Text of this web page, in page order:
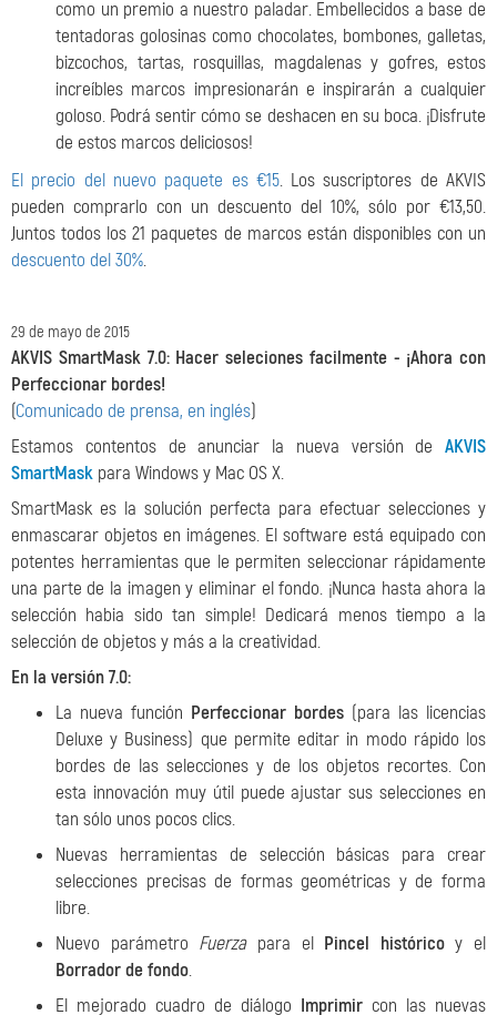
como un premio a nuestro paladar. Embellecidos a base de
tentadoras golosinas como chocolates, bombones, galletas,
bizcochos, tartas, rosquillas, magdalenas y gofres, estos
increíbles marcos impresionarán e inspirarán a cualquier
goloso. Podrá sentir cómo se deshacen en su boca. ¡Disfrute
de estos marcos deliciosos!
El precio del nuevo paquete es €15. Los suscriptores de AKVIS
pueden comprarlo con un descuento del 10%, sólo por €13,50.
Juntos todos los 21 paquetes de marcos están disponibles con un
descuento del 30%.
29 de mayo de 2015
AKVIS SmartMask 7.0: Hacer seleciones facilmente - ¡Ahora con
Perfeccionar bordes!
(Comunicado de prensa, en inglés)
Estamos contentos de anunciar la nueva versión de AKVIS
SmartMask para Windows y Mac OS X.
SmartMask es la solución perfecta para efectuar selecciones y
enmascarar objetos en imágenes. El software está equipado con
potentes herramientas que le permiten seleccionar rápidamente
una parte de la imagen y eliminar el fondo. ¡Nunca hasta ahora la
selección habia sido tan simple! Dedicará menos tiempo a la
selección de objetos y más a la creatividad.
En la versión 7.0:
La nueva función Perfeccionar bordes (para las licencias
Deluxe y Business) que permite editar in modo rápido los
bordes de las selecciones y de los objetos recortes. Con
esta innovación muy útil puede ajustar sus selecciones en
tan sólo unos pocos clics.
Nuevas herramientas de selección básicas para crear
selecciones precisas de formas geométricas y de forma
libre.
Nuevo parámetro Fuerzapara el Pincel históricoy el
Borrador de fondo.
El mejorado cuadro de diálogo Imprimir con las nuevas